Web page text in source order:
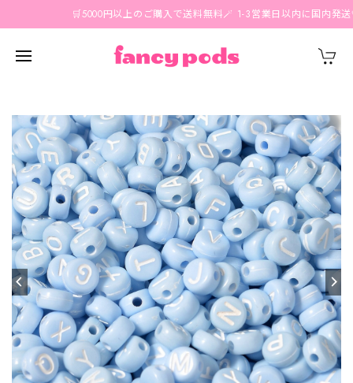
🛒5000円以上のご購入で送料無料🪄 1-3営業日以内に国内発送🤍